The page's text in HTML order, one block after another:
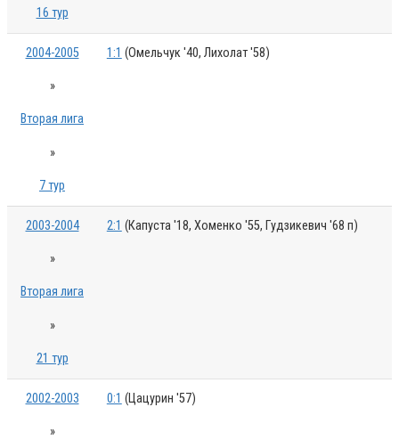
16 тур
2004-2005
»
Вторая лига
»
7 тур
1:1 (Омельчук '40, Лихолат '58)
2003-2004
»
Вторая лига
»
21 тур
2:1 (Капуста '18, Хоменко '55, Гудзикевич '68 п)
2002-2003
»
0:1 (Цацурин '57)